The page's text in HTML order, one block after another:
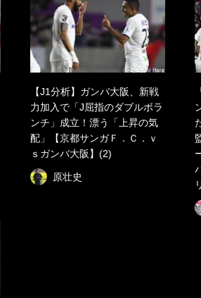
【J1分析】ガンバ大阪、新戦
力加入で「J屈指のダブルボラ
ンチ」成立！漂う「上昇の気
配」【京都サンガＦ．Ｃ．ｖ
ｓガンバ大阪】(2)
原壮史